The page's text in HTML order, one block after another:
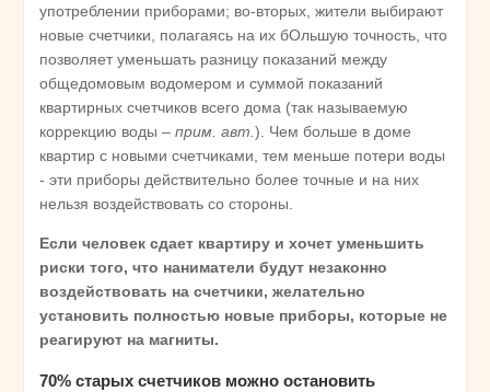
употреблении приборами; во-вторых, жители выбирают
новые счетчики, полагаясь на их бОльшую точность, что
позволяет уменьшать разницу показаний между
общедомовым водомером и суммой показаний
квартирных счетчиков всего дома (так называемую
коррекцию воды – прим. авт. ). Чем больше в доме
квартир с новыми счетчиками, тем меньше потери воды
- эти приборы действительно более точные и на них
нельзя воздействовать со стороны.
Если человек сдает квартиру и хочет уменьшить
риски того, что наниматели будут незаконно
воздействовать на счетчики, желательно
установить полностью новые приборы, которые не
реагируют на магниты.
70% старых счетчиков можно остановить